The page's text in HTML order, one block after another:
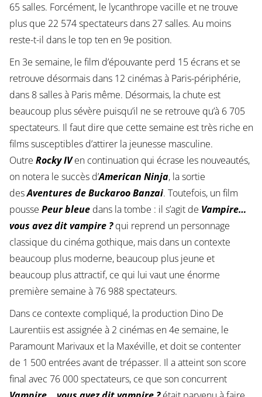
65 salles. Forcément, le lycanthrope vacille et ne trouve
plus que 22 574 spectateurs dans 27 salles. Au moins
reste-t-il dans le top ten en 9e position.
En 3e semaine, le film d’épouvante perd 15 écrans et se
retrouve désormais dans 12 cinémas à Paris-périphérie,
dans 8 salles à Paris même. Désormais, la chute est
beaucoup plus sévère puisqu’il ne se retrouve qu’à 6 705
spectateurs. Il faut dire que cette semaine est très riche en
films susceptibles d’attirer la jeunesse masculine.
Outre Rocky IVen continuation qui écrase les nouveautés,
on notera le succès d’American Ninja, la sortie
desAventures de Buckaroo Banzai. Toutefois, un film
pousse Peur bleuedans la tombe : il s’agit de Vampire…
vous avez dit vampire ?qui reprend un personnage
classique du cinéma gothique, mais dans un contexte
beaucoup plus moderne, beaucoup plus jeune et
beaucoup plus attractif, ce qui lui vaut une énorme
première semaine à 76 988 spectateurs.
Dans ce contexte compliqué, la production Dino De
Laurentiis est assignée à 2 cinémas en 4e semaine, le
Paramount Marivaux et la Maxéville, et doit se contenter
de 1 500 entrées avant de trépasser. Il a atteint son score
final avec 76 000 spectateurs, ce que son concurrent